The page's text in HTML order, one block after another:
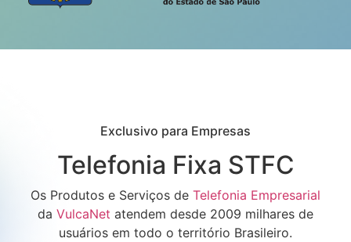
Exclusivo para Empresas
Telefonia Fixa STFC
Os Produtos e Serviços de Telefonia Empresarial
da VulcaNet atendem desde 2009 milhares de
usuários em todo o território Brasileiro.